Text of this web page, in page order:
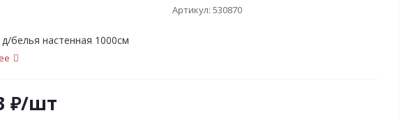
Артикул: 530870
белья настенная 1000см
₽/шт